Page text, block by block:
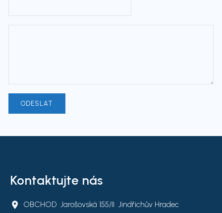
Kontaktujte nás
OBCHOD Jarošovská 155/II Jindřichův Hradec